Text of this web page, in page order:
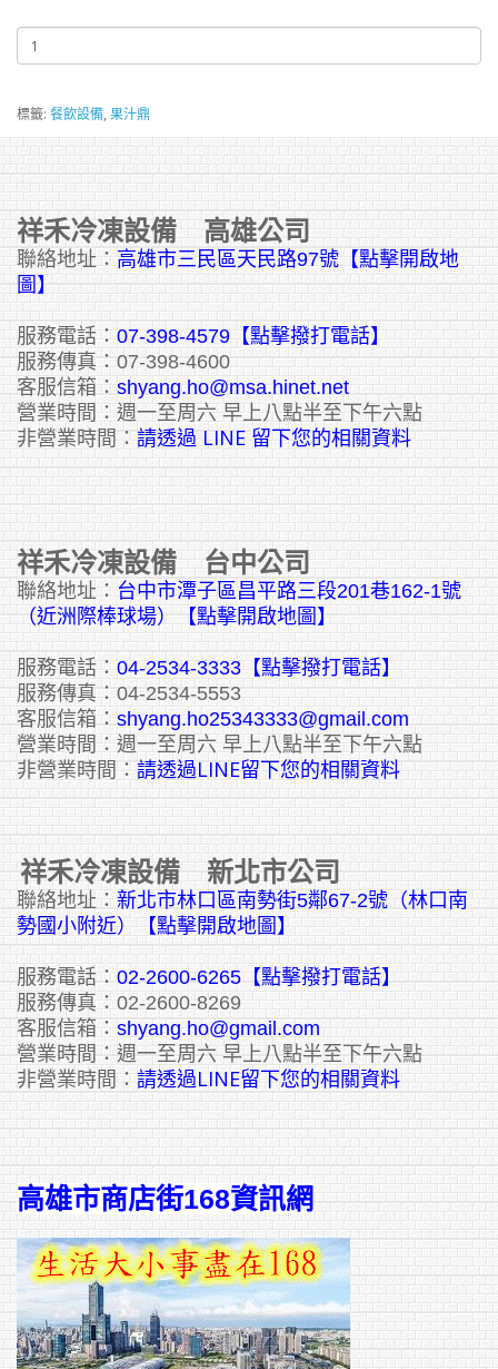
標籤: 餐飲設備, 果汁鼎
祥禾冷凍設備 高雄公司
聯絡地址： 高雄市三民區天民路97號【點擊開啟地
圖】
服務電話： 07-398-4579【點擊撥打電話】
服務傳真：07-398-4600
客服信箱： shyang.ho@msa.hinet.net
營業時間：週一至周六 早上八點半至下午六點
非營業時間： 請透過 LINE 留下您的相關資料
祥禾冷凍設備 台中公司
聯絡地址： 台中市潭子區昌平路三段201巷162-1號
（近洲際棒球場）【點擊開啟地圖】
服務電話： 04-2534-3333 【點擊撥打電話】
服務傳真：04-2534-5553
客服信箱： shyang.ho25343333@gmail.com
營業時間：週一至周六 早上八點半至下午六點
非營業時間： 請透過LINE留下您的相關資料
祥禾冷凍設備 新北市公司
聯絡地址： 新北市林口區南勢街5鄰67-2號（林口南
勢國小附近）【點擊開啟地圖】
服務電話： 02-2600-6265 【點擊撥打電話】
服務傳真：02-2600-8269
客服信箱： shyang.ho@gmail.com
營業時間：週一至周六 早上八點半至下午六點
非營業時間： 請透過LINE留下您的相關資料
高雄市商店街168資訊網